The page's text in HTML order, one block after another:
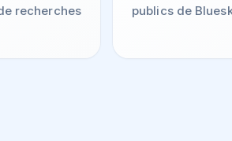
recherches
publics de